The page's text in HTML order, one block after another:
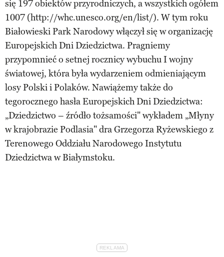
się 197 obiektów przyrodniczych, a wszystkich ogółem
1007 (http://whc.unesco.org/en/list/). W tym roku
Białowieski Park Narodowy włączył się w organizację
Europejskich Dni Dziedzictwa. Pragniemy
przypomnieć o setnej rocznicy wybuchu I wojny
światowej, która była wydarzeniem odmieniającym
losy Polski i Polaków. Nawiążemy także do
tegorocznego hasła Europejskich Dni Dziedzictwa:
„Dziedzictwo – źródło tożsamości" wykładem „Młyny
w krajobrazie Podlasia" dra Grzegorza Ryżewskiego z
Terenowego Oddziału Narodowego Instytutu
Dziedzictwa w Białymstoku.